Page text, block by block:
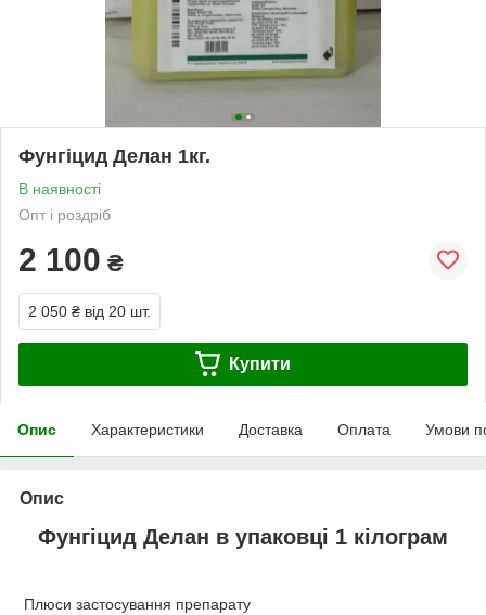
Фунгіцид Делан 1кг.
В наявності
Опт і роздріб
2 100 ₴
2 050 ₴ від 20 шт.
Купити
Опис Характеристики Доставка Оплата Умови
Опис
Фунгіцид Делан в упаковці 1 кілограм
Плюси застосування препарату